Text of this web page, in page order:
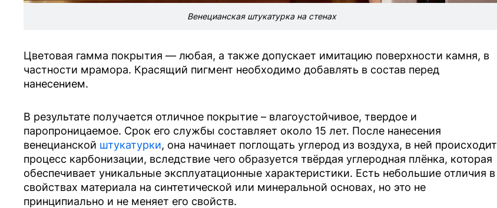
Венецианская штукатурка на стенах
Цветовая гамма покрытия — любая, а также допускает имитацию поверхности камня, в
частности мрамора. Красящий пигмент необходимо добавлять в состав перед
нанесением.
В результате получается отличное покрытие – влагоустойчивое, твердое и
паропроницаемое. Срок его службы составляет около 15 лет. После нанесения
венецианской штукатурки, она начинает поглощать углерод из воздуха, в ней происходит
процесс карбонизации, вследствие чего образуется твёрдая углеродная плёнка, которая
обеспечивает уникальные эксплуатационные характеристики. Есть небольшие отличия в
свойствах материала на синтетической или минеральной основах, но это не
принципиально и не меняет его свойств.